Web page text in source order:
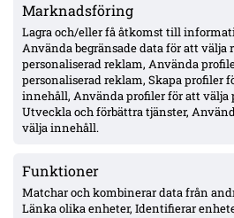
Marknadsföring
Lagra och/eller få åtkomst till
Använda begränsade data för att välja
personaliserad reklam, Använda
personaliserad reklam, Skapa profiler
innehåll, Använda profiler för att välja
Utveckla och förbättra tjänster,
välja innehåll.
Funktioner
Matchar och kombinerar data från
Länka olika enheter, Identifierar
Olsson bröt 38-matchers
mot Mjällby
Officiellt: Samed Bazdar klar
sprack
ÖVERSIKT
Nyheter & Reportage